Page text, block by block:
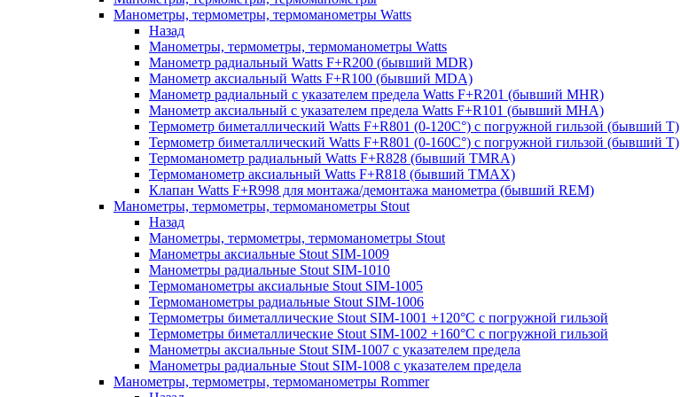
Манометры, термометры, термоманометры Watts
Назад
Манометры, термометры, термоманометры Watts
Манометр радиальный Watts F+R200 (бывший MDR)
Манометр аксиальный Watts F+R100 (бывший MDA)
Манометр радиальный с указателем предела Watts F+R201 (бывший MHR)
Манометр аксиальный с указателем предела Watts F+R101 (бывший MHA)
Термометр биметаллический Watts F+R801 (0-120С°) с погружной гильзой (бывший T)
Термометр биметаллический Watts F+R801 (0-160С°) с погружной гильзой (бывший T)
Термоманометр радиальный Watts F+R828 (бывший TMRA)
Термоманометр аксиальный Watts F+R818 (бывший TMAX)
Клапан Watts F+R998 для монтажа/демонтажа манометра (бывший REM)
Манометры, термометры, термоманометры Stout
Назад
Манометры, термометры, термоманометры Stout
Манометры аксиальные Stout SIM-1009
Манометры радиальные Stout SIM-1010
Термоманометры аксиальные Stout SIM-1005
Термоманометры радиальные Stout SIM-1006
Термометры биметаллические Stout SIM-1001 +120°С с погружной гильзой
Термометры биметаллические Stout SIM-1002 +160°С с погружной гильзой
Манометры аксиальные Stout SIM-1007 с указателем предела
Манометры радиальные Stout SIM-1008 с указателем предела
Манометры, термометры, термоманометры Rommer